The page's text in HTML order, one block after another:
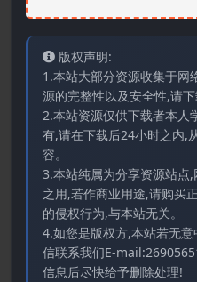
版权声明:
1.本站大部分资源收集于网
源的完整性以及安全性,请下
2.本站资源仅供下载者本人
有,请在下载后24小时之内,
容。
3.本站纯属为分享资源站点
之用,若作商业用途,请购买
的侵权行为,与本站无关。
4.如您是版权方,本站若无
信联系我们E-
信息后尽快给予删除处理!